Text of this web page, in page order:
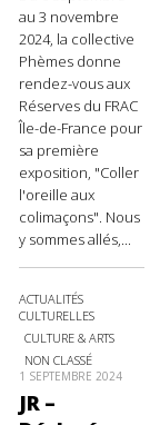
au 3 novembre
2024, la collective
Phèmes donne
rendez-vous aux
Réserves du FRAC
Île-de-France pour
sa première
exposition, "Coller
l'oreille aux
colimaçons". Nous
y sommes allés,...
ACTUALITÉS
CULTURELLES
CULTURE & ARTS
NON CLASSÉ
1 SEPTEMBRE 2024
JR –